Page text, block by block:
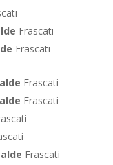
Frascati
Frascati
Frascati
Frascati
Frascati